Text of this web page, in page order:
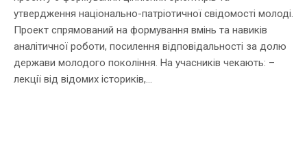
утвердження національно-патріотичної свідомості молоді.
Проект спрямований на формування вмінь та навиків
аналітичної роботи, посилення відповідальності за долю
держави молодого покоління. На учасників чекають: –
лекції від відомих істориків,...